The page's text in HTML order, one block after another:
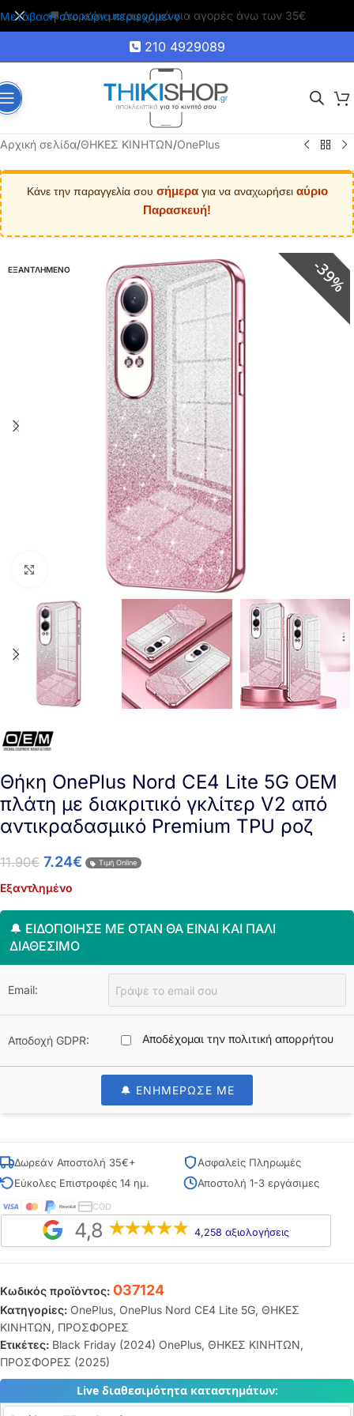
Μετάβαση στο κύριο περιεχόμενο
🚚 Δωρεάν μεταφορικά για αγορές άνω των 35€
210 4929089
Αρχική σελίδα/ΘΗΚΕΣ ΚΙΝΗΤΩΝ/OnePlus
Κάνε την παραγγελία σου σήμεραγια να αναχωρήσει αύριο
Παρασκευή!
ΕΞΑΝΤΛΗΜΕΝΟ 39%
Click to enlarge
Θήκη OnePlus Nord CE4 Lite 5G OEM
πλάτη με διακριτικό γκλίτερ V2 από
αντικραδασμικό Premium TPU ροζ
11.90€ 7.24€ Τιμή Online
Εξαντλημένο
🔔 ΕΙΔΟΠΟΊΗΣΈ ΜΕ ΌΤΑΝ ΘΑ ΕΊΝΑΙ ΚΑΙ ΠΆΛΙ
ΔΙΑΘΈΣΙΜΟ
Email:
Αποδοχή GDPR: Αποδέχομαι την πολιτική απορρήτου
🔔 ΕΝΗΜΕΡΩΣΕ ΜΕ
Δωρεάν Αποστολή 35€+
Ασφαλείς Πληρωμές
Εύκολες Επιστροφές 14 ημ.
Αποστολή 1-3 εργάσιμες
COD
4,8 4,258 αξιολογήσεις
Κωδικός προϊόντος: 037124
Κατηγορίες: OnePlus, OnePlus Nord CE4 Lite 5G, ΘΗΚΕΣ
ΚΙΝΗΤΩΝ, ΠΡΟΣΦΟΡΕΣ
Ετικέτες: Black Friday (2024) OnePlus, ΘΗΚΕΣ ΚΙΝΗΤΩΝ,
ΠΡΟΣΦΟΡΕΣ (2025)
Live διαθεσιμότητα καταστημάτων: